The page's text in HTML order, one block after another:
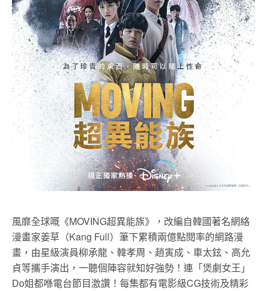
風靡全球嘅《MOVING超異能族》，改編自韓國著名網絡
漫畫家姜草（Kang Full）筆下累積兩億點閱率的網路漫
畫，由星級演員柳承龍、韓孝周、趙寅成、車太鉉、高允
貞等攜手演出，一聽個陣容就知好強勢！連「煲劇女王」
Do姐都喺電台節目激讚！每集都有電影級CG技術及精彩